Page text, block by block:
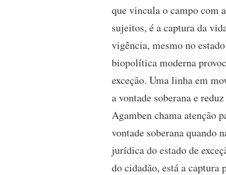
que vincula o campo com
sujeitos, é a captura da
vigência, mesmo no
biopolítica moderna
exceção. Uma linha em
a vontade soberana e
Agamben chama atenção
vontade soberana quando
jurídica do estado de
do cidadão, está a captura